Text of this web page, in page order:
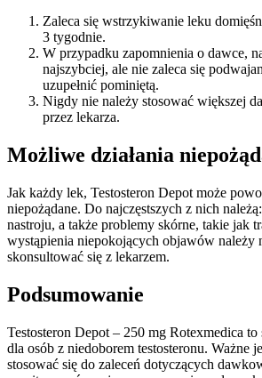
Zaleca się wstrzykiwanie leku
3 tygodnie.
W przypadku zapomnienia o dawce,
najszybciej, ale nie zaleca się
uzupełnić pominiętą.
Nigdy nie należy stosować większej
przez lekarza.
Możliwe działania
Jak każdy lek, Testosteron Depot może
niepożądane. Do najczęstszych z nich
nastroju, a także problemy skórne, takie jak
wystąpienia niepokojących objawów należy
skonsultować się z lekarzem.
Podsumowanie
Testosteron Depot – 250 mg Rotexmedica
dla osób z niedoborem testosteronu. Ważne
stosować się do zaleceń dotyczących